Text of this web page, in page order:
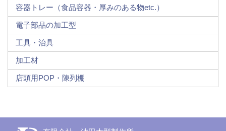
容器トレー（食品容器・厚みのある物etc.）
電子部品の加工型
工具・治具
加工材
店頭用POP・陳列棚